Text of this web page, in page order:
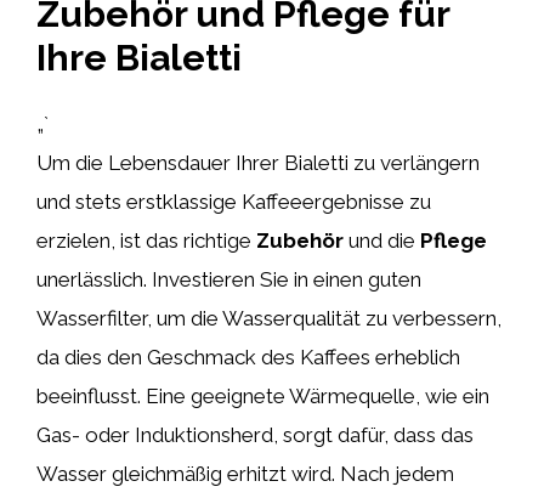
Zubehör und Pflege für
Ihre Bialetti
„`
Um die Lebensdauer Ihrer Bialetti zu verlängern
und stets erstklassige Kaffeeergebnisse zu
erzielen, ist das richtige Zubehör und die Pflege
unerlässlich. Investieren Sie in einen guten
Wasserfilter, um die Wasserqualität zu verbessern,
da dies den Geschmack des Kaffees erheblich
beeinflusst. Eine geeignete Wärmequelle, wie ein
Gas- oder Induktionsherd, sorgt dafür, dass das
Wasser gleichmäßig erhitzt wird. Nach jedem